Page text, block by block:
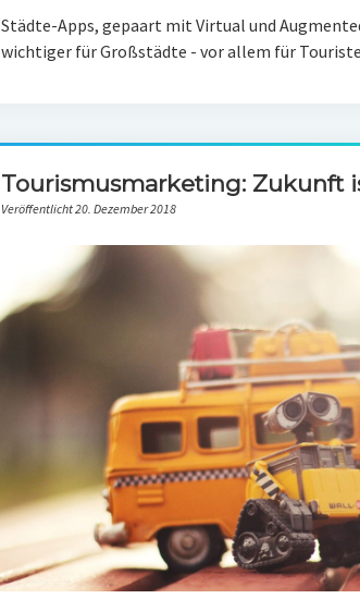
Städte-Apps, gepaart mit Virtual und
wichtiger für Großstädte - vor allem für
Tourismusmarketing: Zukunft
Veröffentlicht 20. Dezember 2018